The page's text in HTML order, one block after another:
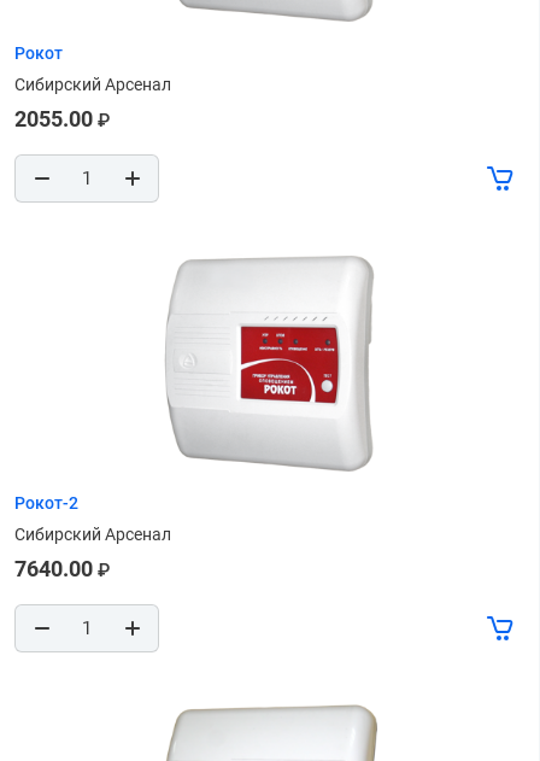
Рокот
Сибирский Арсенал
2055.00 ₽
Рокот-2
Сибирский Арсенал
7640.00 ₽